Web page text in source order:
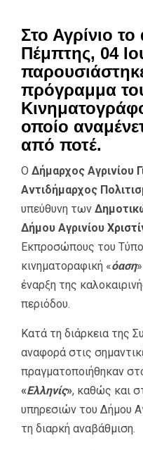
Στο Αγρίνιο
Πέμπτης, 04
πρόγραμμα
οποίο
από ποτέ.
Ο Δήμαρχος Αγρινίου
Αντιδήμαρχος
υπεύθυνη των
Δήμου Αγρινίου
Εκπροσώπους του
κινηματοραφική «όαση
έναρξη της
περιόδου.
Κατά τη διάρκεια της
αναφορά στις
πραγματοποιήθηκαν
«Ελληνίς», καθώς και
υπηρεσιών του Δήμου
τη διαρκή αναβάθμιση.